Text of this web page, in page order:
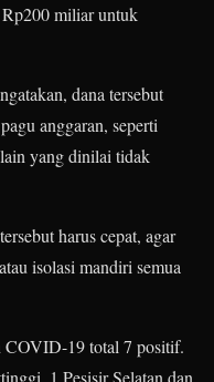
miliar untuk
dana tersebut
anggaran, seperti
yang dinilai tidak
harus cepat, agar
isolasi mandiri semua
COVID-19 total 7 positif.
1 Pesisir Selatan dan